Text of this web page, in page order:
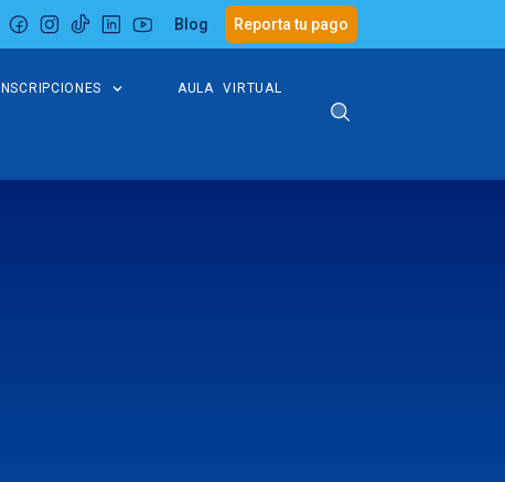
Blog Reporta tu pago
INSCRIPCIONES AULA VIRTUAL